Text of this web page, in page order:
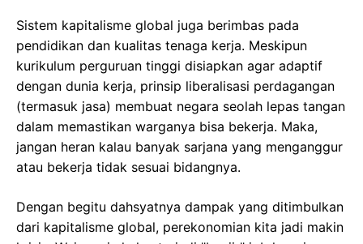
Sistem kapitalisme global juga berimbas pada
pendidikan dan kualitas tenaga kerja. Meskipun
kurikulum perguruan tinggi disiapkan agar adaptif
dengan dunia kerja, prinsip liberalisasi perdagangan
(termasuk jasa) membuat negara seolah lepas tangan
dalam memastikan warganya bisa bekerja. Maka,
jangan heran kalau banyak sarjana yang menganggur
atau bekerja tidak sesuai bidangnya.
Dengan begitu dahsyatnya dampak yang ditimbulkan
dari kapitalisme global, perekonomian kita jadi makin